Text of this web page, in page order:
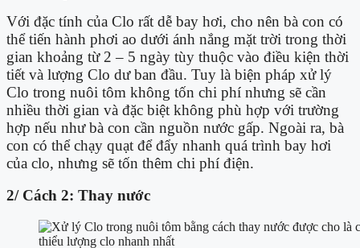
Với đặc tính của Clo rất dễ bay hơi, cho nên bà con có
thể tiến hành phơi ao dưới ánh nắng mặt trời trong thời
gian khoảng từ 2 – 5 ngày tùy thuộc vào điều kiện thời
tiết và lượng Clo dư ban đầu. Tuy là biện pháp xử lý
Clo trong nuôi tôm không tốn chi phí nhưng sẽ cần
nhiều thời gian và đặc biệt không phù hợp với trường
hợp nếu như bà con cần nguồn nước gấp. Ngoài ra, bà
con có thể chạy quạt để đẩy nhanh quá trình bay hơi
của clo, nhưng sẽ tốn thêm chi phí điện.
2/ Cách 2: Thay nước